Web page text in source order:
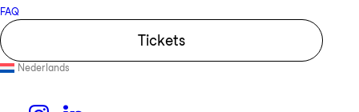
FAQ
Tickets
Nederlands